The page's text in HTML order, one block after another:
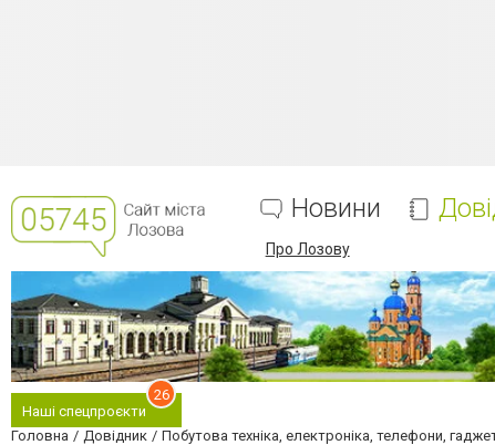
Новини
Про Лозову
Наші спецпроєкти
26
Головна Довідник Побутова техніка, електроніка, телефони,